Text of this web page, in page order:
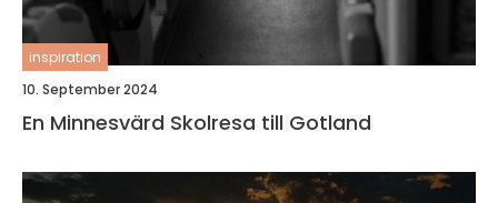
inspiration
10. September 2024
En Minnesvärd Skolresa till Gotland